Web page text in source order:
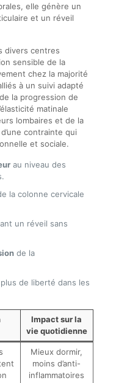
elle génère un
et un réveil
divers centres
sensible de la
chez la majorité
à un suivi adapté
la progression de
matinale
lombaires et de la
contrainte qui
et sociale.
au niveau des
la colonne cervicale
un réveil sans
de la
de liberté dans les
Impact sur la
vie quotidienne
Mieux dormir,
moins d’anti-
inflammatoires